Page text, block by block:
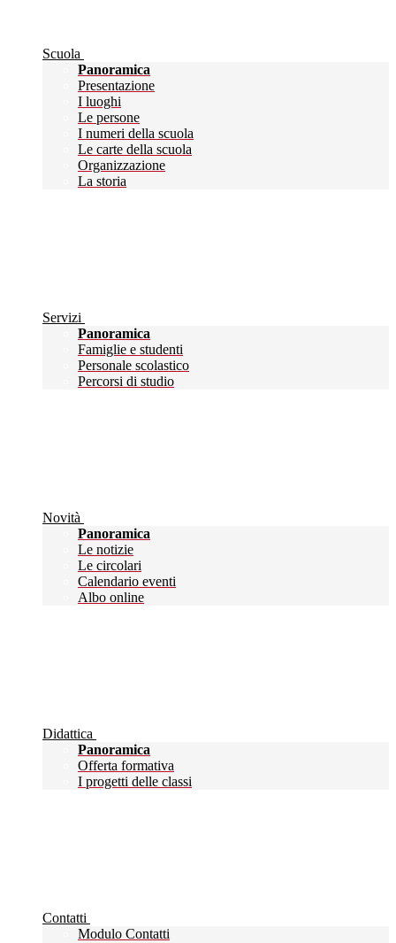
Scuola
Panoramica
Presentazione
I luoghi
Le persone
I numeri della scuola
Le carte della scuola
Organizzazione
La storia
Servizi
Panoramica
Famiglie e studenti
Personale scolastico
Percorsi di studio
Novità
Panoramica
Le notizie
Le circolari
Calendario eventi
Albo online
Didattica
Panoramica
Offerta formativa
I progetti delle classi
Contatti
Modulo Contatti